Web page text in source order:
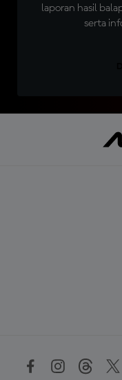
laporan hasil
serta